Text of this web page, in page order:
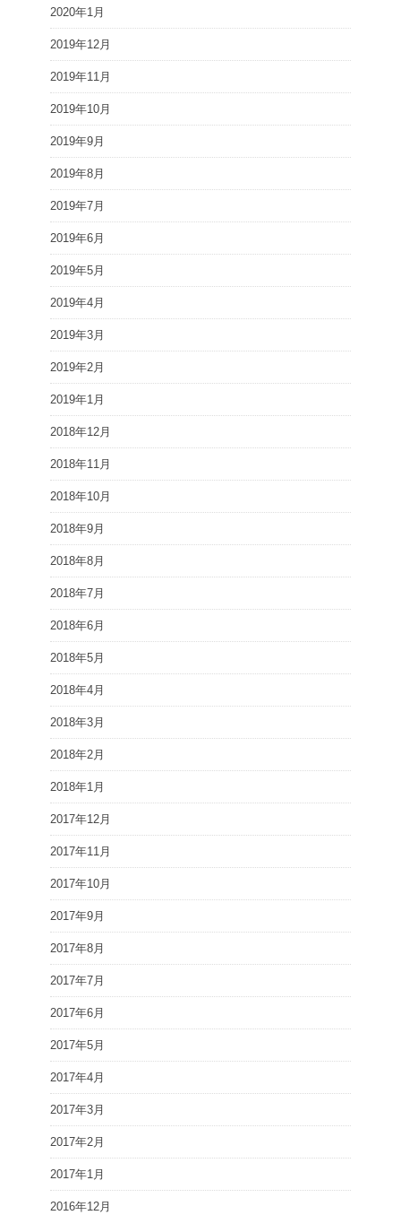
2020年1月
2019年12月
2019年11月
2019年10月
2019年9月
2019年8月
2019年7月
2019年6月
2019年5月
2019年4月
2019年3月
2019年2月
2019年1月
2018年12月
2018年11月
2018年10月
2018年9月
2018年8月
2018年7月
2018年6月
2018年5月
2018年4月
2018年3月
2018年2月
2018年1月
2017年12月
2017年11月
2017年10月
2017年9月
2017年8月
2017年7月
2017年6月
2017年5月
2017年4月
2017年3月
2017年2月
2017年1月
2016年12月